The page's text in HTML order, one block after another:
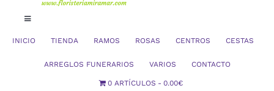
Toggle
INICIO TIENDA RAMOS ROSAS CENTROS CESTAS
ARREGLOS FUNERARIOS VARIOS CONTACTO
0 ARTÍCULOS 0.00€